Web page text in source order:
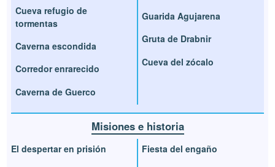
Cueva refugio de
tormentas
Caverna escondida
Corredor enrarecido
Caverna de Guerco
Guarida Agujarena
Gruta de Drabnir
Cueva del zócalo
Misiones e historia
El despertar en prisión
Fiesta del engaño